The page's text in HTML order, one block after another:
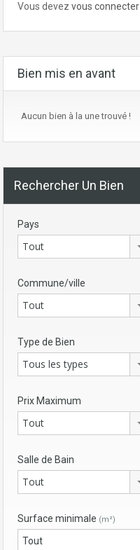
Vous devez vous connecter
Bien mis en avant
Aucun bien à la une trouvé !
Rechercher Un Bien
Pays
Tout
Commune/ville
Tout
Type de Bien
Tous les types
Prix Maximum
Tout
Salle de Bain
Tout
Surface minimale (m²)